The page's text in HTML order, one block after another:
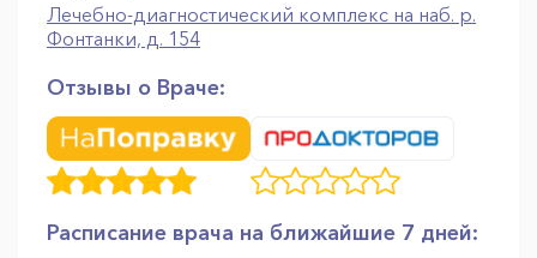
Лечебно-диагностический комплекс на наб. р.
Фонтанки, д. 154
Отзывы о Враче:
Расписание врача на ближайшие 7 дней: